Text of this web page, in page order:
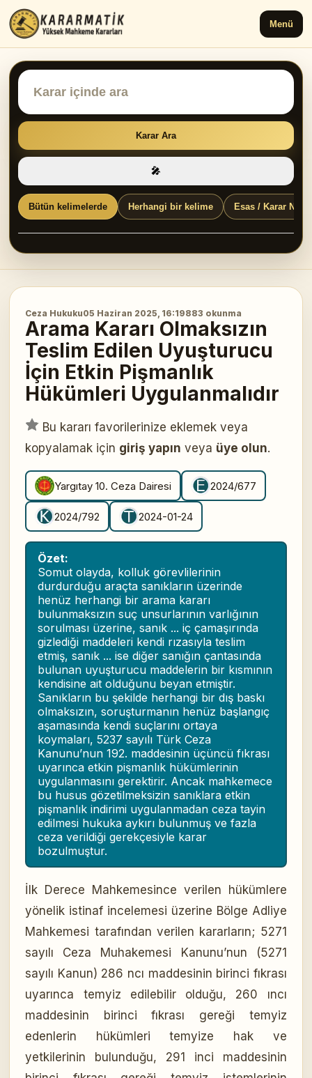
Menü
Karar Ara
🎤
Bütün kelimelerde Herhangi bir kelime Esas / Karar No
Ceza Hukuku05 Haziran 2025, 16:19883 okunma
Arama Kararı Olmaksızın
Teslim Edilen Uyuşturucu
İçin Etkin Pişmanlık
Hükümleri Uygulanmalıdır
Bu kararı favorilerinize eklemek veya
kopyalamak için giriş yapın veya üye olun.
Yargıtay 10. Ceza Dairesi 2024/677
2024/792 2024-01-24
Özet:
Somut olayda, kolluk görevlilerinin
durdurduğu araçta sanıkların üzerinde
henüz herhangi bir arama kararı
bulunmaksızın suç unsurlarının varlığının
sorulması üzerine, sanık ... iç çamaşırında
gizlediği maddeleri kendi rızasıyla teslim
etmiş, sanık ... ise diğer sanığın çantasında
bulunan uyuşturucu maddelerin bir kısmının
kendisine ait olduğunu beyan etmiştir.
Sanıkların bu şekilde herhangi bir dış baskı
olmaksızın, soruşturmanın henüz başlangıç
aşamasında kendi suçlarını ortaya
koymaları, 5237 sayılı Türk Ceza
Kanunu’nun 192. maddesinin üçüncü fıkrası
uyarınca etkin pişmanlık hükümlerinin
uygulanmasını gerektirir. Ancak mahkemece
bu husus gözetilmeksizin sanıklara etkin
pişmanlık indirimi uygulanmadan ceza tayin
edilmesi hukuka aykırı bulunmuş ve fazla
ceza verildiği gerekçesiyle karar
bozulmuştur.
İlk Derece Mahkemesince verilen hükümlere
yönelik istinaf incelemesi üzerine Bölge Adliye
Mahkemesi tarafından verilen kararların; 5271
sayılı Ceza Muhakemesi Kanunu’nun (5271
sayılı Kanun) 286 ncı maddesinin birinci fıkrası
uyarınca temyiz edilebilir olduğu, 260 ıncı
maddesinin birinci fıkrası gereği temyiz
edenlerin hükümleri temyize hak ve
yetkilerinin bulunduğu, 291 inci maddesinin